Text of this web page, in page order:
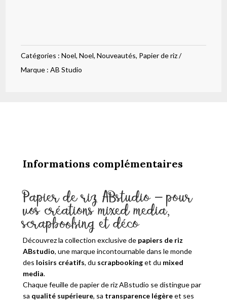
Lettre
de
Noel
Catégories :Noel,Noel,Nouveautés, Papier de riz
Marque :AB Studio
Informations complémentaires
Papier de riz ABstudio – pour
vos créations mixed media,
scrapbooking et déco
Découvrez la collection exclusive de papiers de riz
ABstudio, une marque incontournable dans le monde
des loisirs créatifs, du scrapbookinget du mixed
media.
Chaque feuille de papier de riz ABstudio se distingue par
sa qualité supérieure, sa transparence légèreet ses